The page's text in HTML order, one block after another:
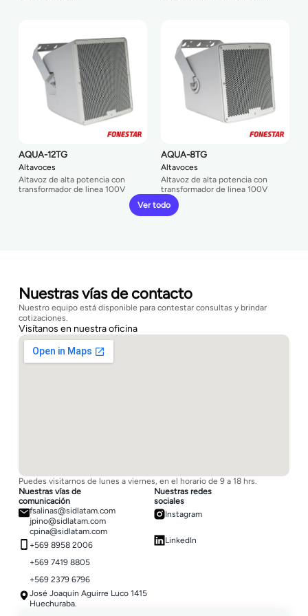
AQUA-12TG
Altavoces
Altavoz de alta potencia con
transformador de linea 100V
AQUA-8TG
Altavoces
Altavoz de alta potencia con
transformador de linea 100V
Ver todo
Nuestras vías de contacto
Nuestro equipo está disponible para contestar consultas y brindar
cotizaciones.
Visítanos en nuestra oficina
Puedes visitarnos de lunes a viernes, en el horario de 9 a 18 hrs.
Nuestras vías de
comunicación
fsalinas@sidlatam.com
jpino@sidlatam.com
cpina@sidlatam.com
+569 8958 2006
+569 7419 8805
+569 2379 6796
José Joaquín Aguirre Luco 1415
Huechuraba.
Nuestras redes
sociales
Instagram
LinkedIn